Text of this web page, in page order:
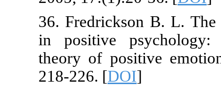
36.
in positive
theory of
218-226. [